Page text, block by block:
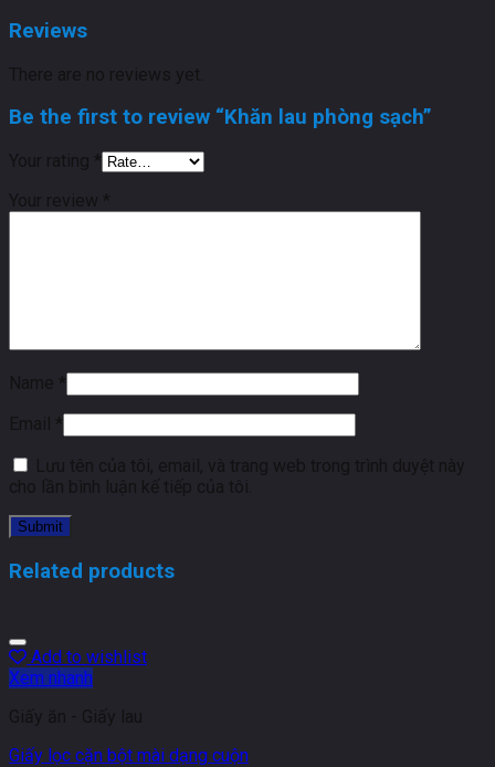
Reviews
There are no reviews yet.
Be the first to review “Khăn lau phòng sạch”
Your rating *
Your review *
Name *
Email *
Lưu tên của tôi, email, và trang web trong trình duyệt này
cho lần bình luận kế tiếp của tôi.
Related products
Add to wishlist
Xem nhanh
Giấy ăn - Giấy lau
Giấy lọc cặn bột mài dạng cuộn